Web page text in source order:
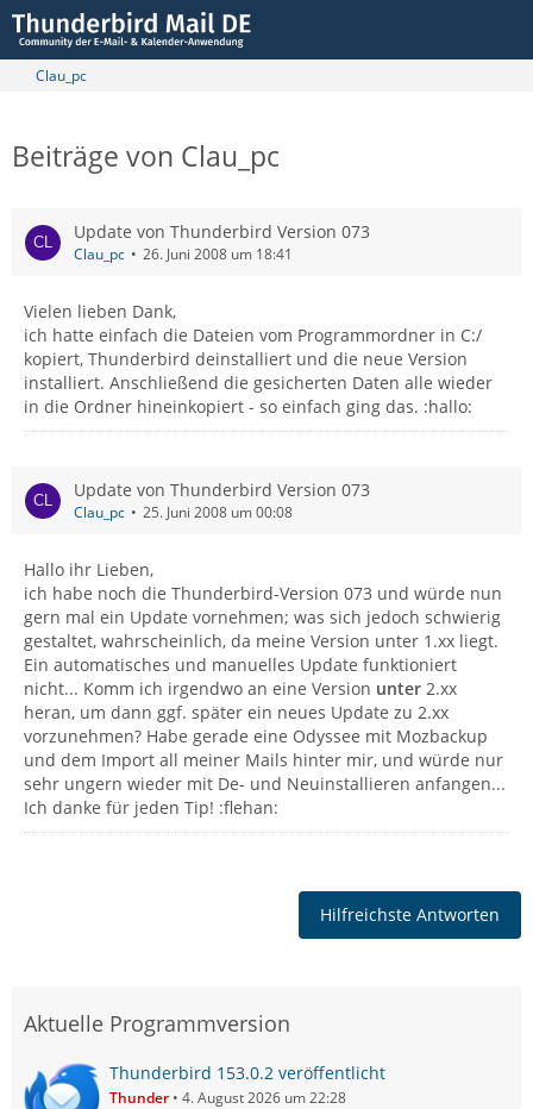
Clau_pc
Beiträge von Clau_pc
Update von Thunderbird Version 073
Clau_pc 26. Juni 2008 um 18:41
Vielen lieben Dank,
ich hatte einfach die Dateien vom Programmordner in C:/
kopiert, Thunderbird deinstalliert und die neue Version
installiert. Anschließend die gesicherten Daten alle wieder
in die Ordner hineinkopiert - so einfach ging das. :hallo:
Update von Thunderbird Version 073
Clau_pc 25. Juni 2008 um 00:08
Hallo ihr Lieben,
ich habe noch die Thunderbird-Version 073 und würde nun
gern mal ein Update vornehmen; was sich jedoch schwierig
gestaltet, wahrscheinlich, da meine Version unter 1.xx liegt.
Ein automatisches und manuelles Update funktioniert
nicht... Komm ich irgendwo an eine Version unter 2.xx
heran, um dann ggf. später ein neues Update zu 2.xx
vorzunehmen? Habe gerade eine Odyssee mit Mozbackup
und dem Import all meiner Mails hinter mir, und würde nur
sehr ungern wieder mit De- und Neuinstallieren anfangen...
Ich danke für jeden Tip! :flehan:
Hilfreichste Antworten
Aktuelle Programmversion
Thunderbird 153.0.2 veröffentlicht
Thunder 4. August 2026 um 22:28